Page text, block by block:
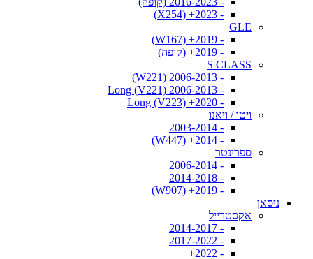
- 2023+ (X254)
GLE
- 2019+ (W167)
- 2019+ (קופה)
S CLASS
- 2006-2013 (W221)
- 2006-2013 Long (V221)
- 2020+ Long (V223)
ויטו / ויאנו
- 2003-2014
- 2014+ (W447)
ספרינטר
- 2006-2014
- 2014-2018
- 2019+ (W907)
ניסאן
אקסטרייל
- 2014-2017
- 2017-2022
- 2022+